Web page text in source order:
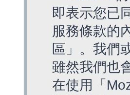
即表示您已
服務條款的
區」。我們
雖然我們也
在使用「